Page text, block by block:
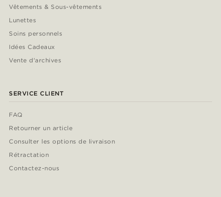
Vêtements & Sous-vêtements
Lunettes
Soins personnels
Idées Cadeaux
Vente d'archives
SERVICE CLIENT
FAQ
Retourner un article
Consulter les options de livraison
Rétractation
Contactez-nous